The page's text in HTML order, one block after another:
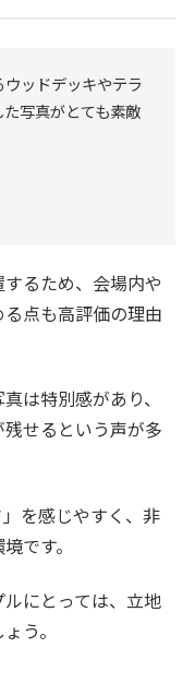
ッドデッキやテラ
写真がとても素敵
るため、会場内や
点も高評価の理由
は特別感があり、
せるという声が多
を感じやすく、非
です。
にとっては、立地
う。